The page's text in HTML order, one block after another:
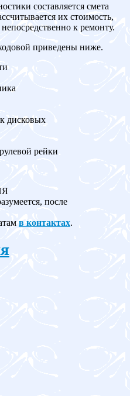
составляется смета
их стоимость,
к ремонту.
приведены ниже.
дисковых
рейки
после
в контактах.